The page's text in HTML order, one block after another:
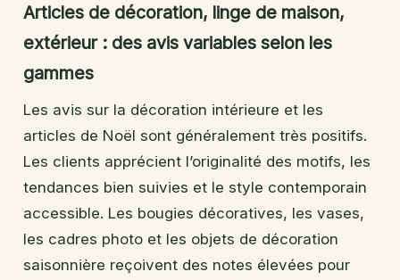
Articles de décoration, linge de maison,
extérieur : des avis variables selon les
gammes
Les avis sur la décoration intérieure et les
articles de Noël sont généralement très positifs.
Les clients apprécient l’originalité des motifs, les
tendances bien suivies et le style contemporain
accessible. Les bougies décoratives, les vases,
les cadres photo et les objets de décoration
saisonnière reçoivent des notes élevées pour